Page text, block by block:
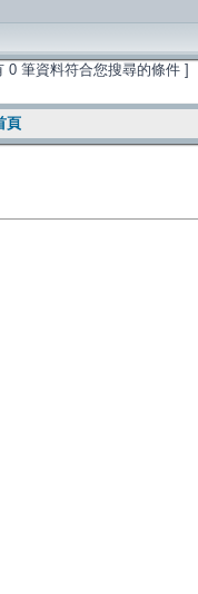
0 筆資料符合您搜尋的條件 ]
頁